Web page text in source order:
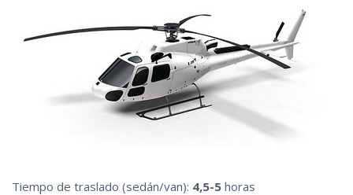
Tiempo de traslado (sedán/van): 4,5-5 horas